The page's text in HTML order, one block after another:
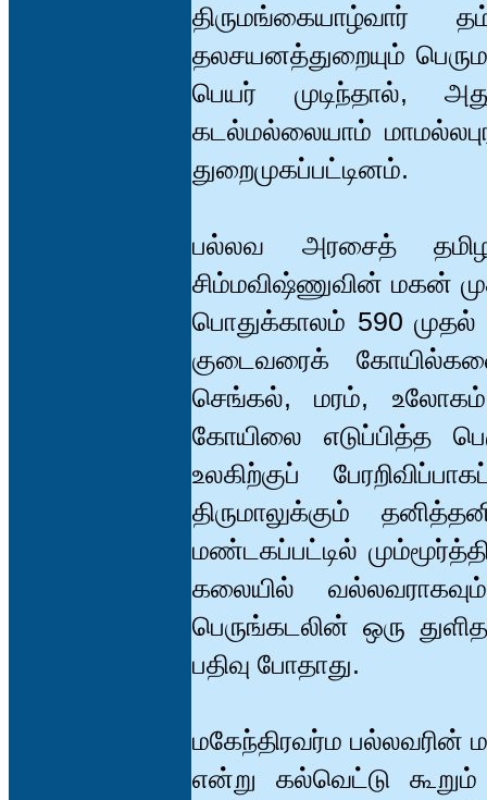
திருமங்கையாழ்வார்
தலசயனத்துறையும்
பெயர் முடிந்தால்,
கடல்மல்லையாம்
துறைமுகப்பட்டினம்.
பல்லவ அரசைத்
சிம்மவிஷ்ணுவின் மகன்
பொதுக்காலம் 590
குடைவரைக்
செங்கல், மரம், உலோகம்,
கோயிலை எடுப்பித்த
உலகிற்குப்
திருமாலுக்கும்
மண்டகப்பட்டில்
கலையில்
பெருங்கடலின் ஒரு
பதிவு போதாது.
மகேந்திரவர்ம
என்று கல்வெட்டு